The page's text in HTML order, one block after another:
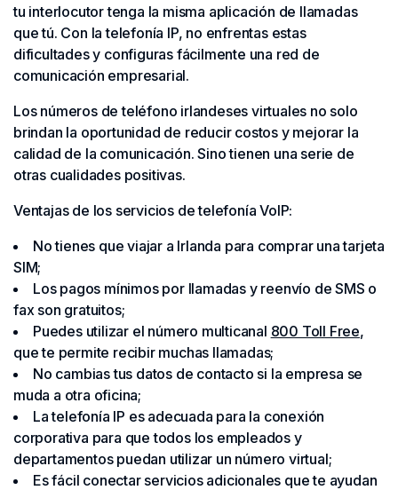
tu interlocutor tenga la misma aplicación de llamadas
que tú. Con la telefonía IP, no enfrentas estas
dificultades y configuras fácilmente una red de
comunicación empresarial.
Los números de teléfono irlandeses virtuales no solo
brindan la oportunidad de reducir costos y mejorar la
calidad de la comunicación. Sino tienen una serie de
otras cualidades positivas.
Ventajas de los servicios de telefonía VoIP:
No tienes que viajar a Irlanda para comprar una tarjeta
SIM;
Los pagos mínimos por llamadas y reenvío de SMS o
fax son gratuitos;
Puedes utilizar el número multicanal 800 Toll Free,
que te permite recibir muchas llamadas;
No cambias tus datos de contacto si la empresa se
muda a otra oficina;
La telefonía IP es adecuada para la conexión
corporativa para que todos los empleados y
departamentos puedan utilizar un número virtual;
Es fácil conectar servicios adicionales que te ayudan